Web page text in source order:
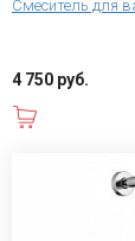
Смеситель для
4 750 руб.